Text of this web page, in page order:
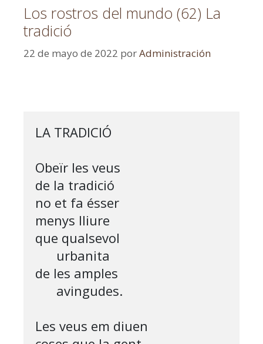
Los rostros del mundo (62) La
tradició
22 de mayo de 2022 porAdministración
LA TRADICIÓ
Obeïr les veus
de la tradició
no et fa ésser
menys lliure
que qualsevol
de les amples
Les veus em diuen